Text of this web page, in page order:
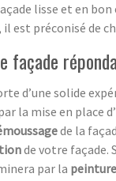
lisse et en
il est préconisé de
façade
d’une solide
la mise en place
de la
de votre façade.
par la